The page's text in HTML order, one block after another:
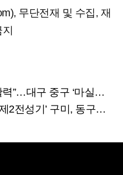
무단전재 및 수집, 재
실방앗간’ 어르신들의 인생 2막
’ 구미, 동구미역 더 절실